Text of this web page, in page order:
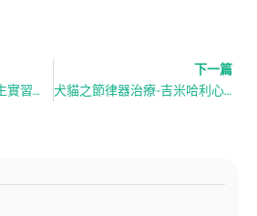
2024 暑期心臟科見習生實習計畫
下一篇
犬貓之節律器治療-吉米哈利心臟科 楊崇君 獸醫師/詹益萍 獸醫師